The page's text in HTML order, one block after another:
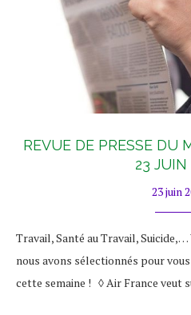
REVUE DE PRESSE DU
23 JUIN
23 juin
Travail, Santé au Travail,
nous avons sélectionnés pour
cette semaine ! ◊ Air France veut